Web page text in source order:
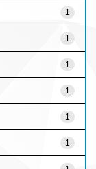
1
1
1
1
1
1